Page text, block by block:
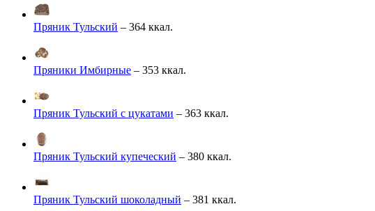
Пряник Тульский – 364 ккал.
Пряники Имбирные – 353 ккал.
Пряник Тульский с цукатами – 363 ккал.
Пряник Тульский купеческий – 380 ккал.
Пряник Тульский шоколадный – 381 ккал.